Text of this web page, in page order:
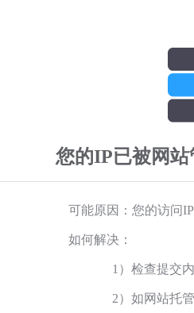
您的IP已被网
可能原因：您的访问
如何解决：
1）检查提交
2）如网站托